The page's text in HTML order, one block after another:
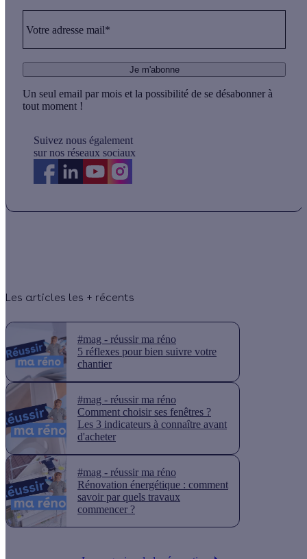
Votre adresse mail*
Je m'abonne
Un seul email par mois et la possibilité de se désabonner à
tout moment !
Suivez nous également
sur nos réseaux sociaux
Les articles les + récents
#mag - réussir ma réno
5 réflexes pour bien suivre votre
chantier
#mag - réussir ma réno
Comment choisir ses fenêtres ?
Les 3 indicateurs à connaître avant
d'acheter
#mag - réussir ma réno
Rénovation énergétique : comment
savoir par quels travaux
commencer ?